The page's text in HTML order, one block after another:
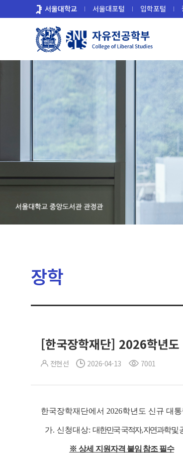
로
서울대학교 서울대포털 입학포털
장학
[한국장학재단] 2026학년도
전현선 2026-04-13 7001
한국장학재단에서 2026학년도 신규 대
가. 신청대상: 대한민국 국적자, 자연과학 및
※ 상세 지 원자격 붙임 참조 필수